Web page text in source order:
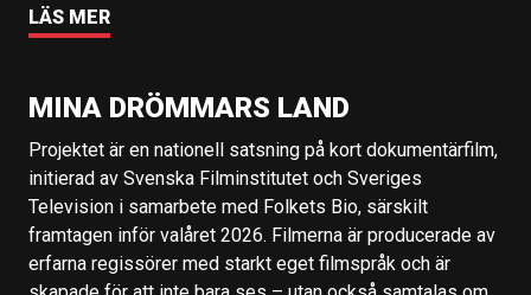
LÄS MER
MINA DRÖMMARS LAND
Projektet är en nationell satsning på kort dokumentärfilm,
initierad av Svenska Filminstitutet och Sveriges
Television i samarbete med Folkets Bio, särskilt
framtagen inför valåret 2026. Filmerna är producerade av
erfarna regissörer med starkt eget filmspråk och är